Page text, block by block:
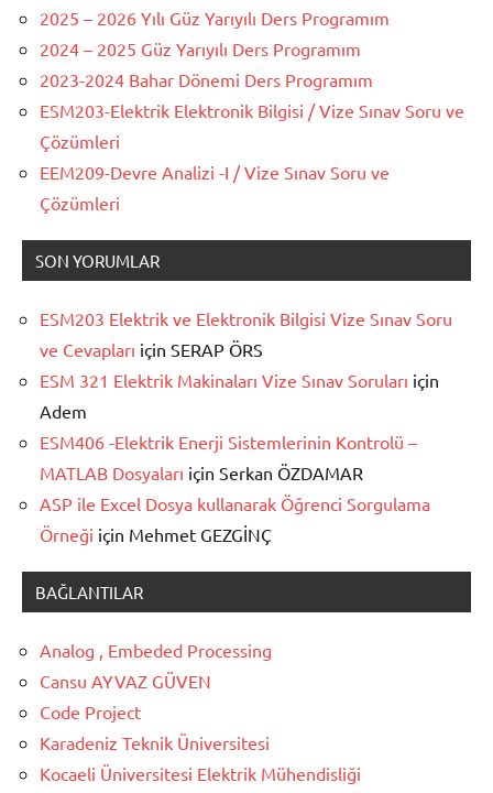
2025 – 2026 Yılı Güz Yarıyılı Ders Programım
2024 – 2025 Güz Yarıyılı Ders Programım
2023-2024 Bahar Dönemi Ders Programım
ESM203-Elektrik Elektronik Bilgisi / Vize Sınav Soru ve
Çözümleri
EEM209-Devre Analizi -I / Vize Sınav Soru ve
Çözümleri
SON YORUMLAR
ESM203 Elektrik ve Elektronik Bilgisi Vize Sınav Soru
ve Cevapları için SERAP ÖRS
ESM 321 Elektrik Makinaları Vize Sınav Soruları için
Adem
ESM406 -Elektrik Enerji Sistemlerinin Kontrolü –
MATLAB Dosyaları için Serkan ÖZDAMAR
ASP ile Excel Dosya kullanarak Öğrenci Sorgulama
Örneği için Mehmet GEZGİNÇ
BAĞLANTILAR
Analog , Embeded Processing
Cansu AYVAZ GÜVEN
Code Project
Karadeniz Teknik Üniversitesi
Kocaeli Üniversitesi Elektrik Mühendisliği